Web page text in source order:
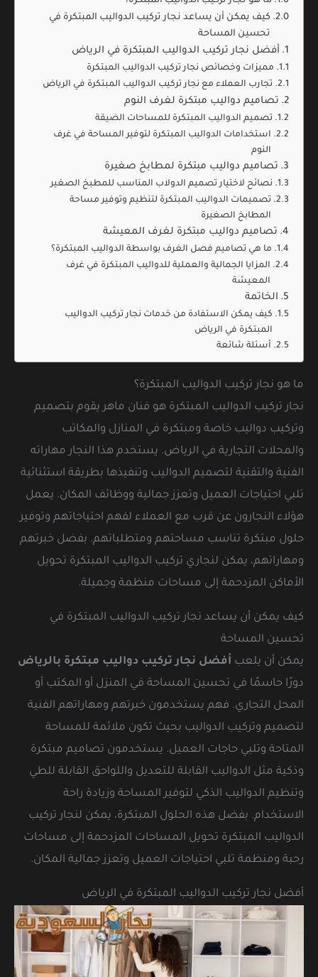
كيف يمكن أن يساعد نجار تركيب الدواليب المبتكرة في
تحسين المساحة
أفضل نجار تركيب الدواليب المبتكرة في الرياض
مميزات وخصائص نجار تركيب الدواليب المبتكرة
تجارب العملاء مع نجار تركيب الدواليب المبتكرة في الرياض
تصاميم دواليب مبتكرة لغرف النوم
تصميم الدواليب المبتكرة للمساحات الضيقة
استخدامات الدواليب المبتكرة لتوفير المساحة في غرف
النوم
تصاميم دواليب مبتكرة لمطابخ صغيرة
نصائح لاختيار تصميم الدولاب المناسب للمطبخ الصغير
تصميمات الدواليب المبتكرة لتنظيم وتوفير مساحة
المطابخ الصغيرة
تصاميم دواليب مبتكرة لغرف المعيشة
ما هي تصاميم فصل الغرف بواسطة الدواليب المبتكرة؟
المزايا الجمالية والعملية للدواليب المبتكرة في غرف
المعيشة
الخاتمة
كيف يمكن الاستفادة من خدمات نجار تركيب الدواليب
المبتكرة في الرياض
أسئلة شائعة
ما هو نجار تركيب الدواليب المبتكرة؟
نجار تركيب الدواليب المبتكرة هو فنان ماهر يقوم بتصميم
وتركيب دواليب خاصة ومبتكرة في المنازل والمكاتب
والمحلات التجارية في الرياض. يستخدم هذا النجار مهاراته
الفنية والتقنية لتصميم الدواليب وتنفيذها بطريقة استثنائية
تلبي احتياجات العميل وتعزز جمالية ووظائف المكان. يعمل
هؤلاء النجارون عن قرب مع العملاء لفهم احتياجاتهم وتوفير
حلول مبتكرة تناسب مساحتهم ومتطلباتهم. بفضل خبرتهم
ومهاراتهم، يمكن لنجاري تركيب الدواليب المبتكرة تحويل
الأماكن المزدحمة إلى مساحات منظمة وجميلة.
كيف يمكن أن يساعد نجار تركيب الدواليب المبتكرة في
تحسين المساحة
يمكن أن يلعب أفضل نجار تركيب دواليب مبتكرة بالرياض
دورًا حاسمًا في تحسين المساحة في المنزل أو المكتب أو
المحل التجاري. فهم يستخدمون خبرتهم ومهاراتهم الفنية
لتصميم وتركيب الدواليب بحيث تكون ملائمة للمساحة
المتاحة وتلبي حاجات العميل. يستخدمون تصاميم مبتكرة
وذكية مثل الدواليب القابلة للتعديل واللواحق القابلة للطي
وتنظيم الدواليب الذكي لتوفير المساحة وزيادة راحة
الاستخدام. بفضل هذه الحلول المبتكرة، يمكن لنجار تركيب
الدواليب المبتكرة تحويل المساحات المزدحمة إلى مساحات
رحبة ومنظمة تلبي احتياجات العميل وتعزز جمالية المكان.
أفضل نجار تركيب الدواليب المبتكرة في الرياض